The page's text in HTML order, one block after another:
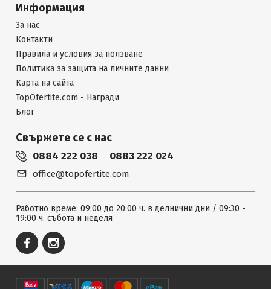
Информация
За нас
Контакти
Правила и условия за ползване
Политика за защита на личните данни
Карта на сайта
TopOfertite.com - Награди
Блог
Свържете се с нас
0884 222 038 0883 222 024
office@topofertite.com
Работно време: 09:00 до 20:00 ч. в делнични дни / 09:30 -
19:00 ч. събота и неделя